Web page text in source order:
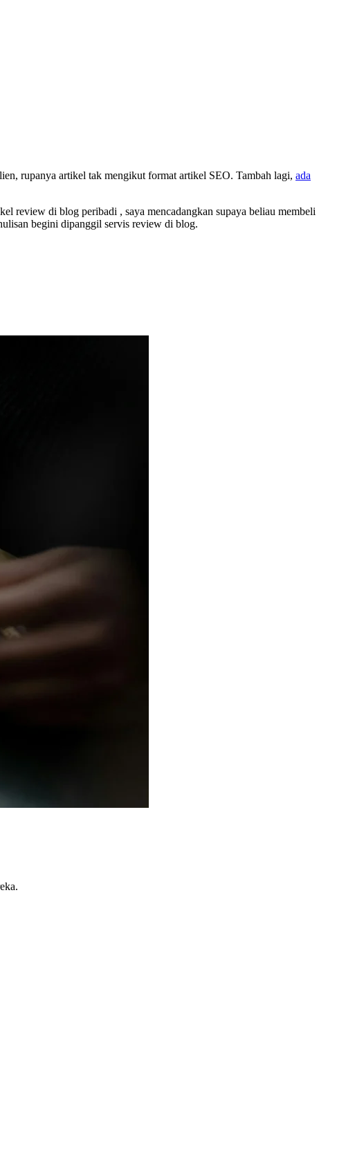
rupanya artikel tak mengikut format artikel SEO. Tambah lagi, ada
review di blog peribadi , saya mencadangkan supaya beliau membeli
begini dipanggil servis review di blog.